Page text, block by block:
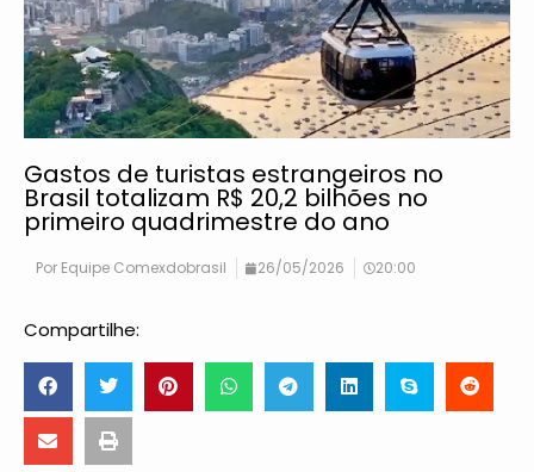
Gastos de turistas estrangeiros no
Brasil totalizam R$ 20,2 bilhões no
primeiro quadrimestre do ano
Por Equipe Comexdobrasil 26/05/2026 20:00
Compartilhe: